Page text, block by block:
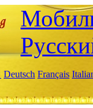
Deutsch Français